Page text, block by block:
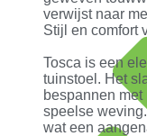
verwijst naar
Stijl en comfort
Tosca is een
tuinstoel. Het
bespannen
speelse
wat een